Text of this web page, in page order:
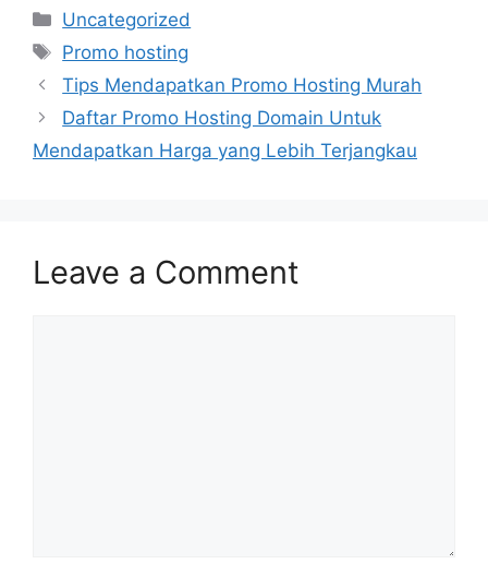
Categories
Uncategorized
Tags
Promo hosting
Tips Mendapatkan Promo Hosting Murah
Daftar Promo Hosting Domain Untuk
Mendapatkan Harga yang Lebih Terjangkau
Leave a Comment